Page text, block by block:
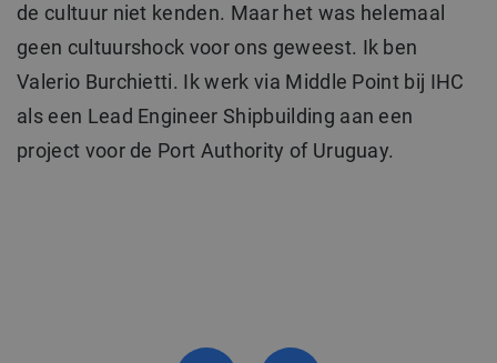
de cultuur niet kenden. Maar het was helemaal
geen cultuurshock voor ons geweest. Ik ben
Valerio Burchietti. Ik werk via Middle Point bij IHC
als een Lead Engineer Shipbuilding aan een
project voor de Port Authority of Uruguay.